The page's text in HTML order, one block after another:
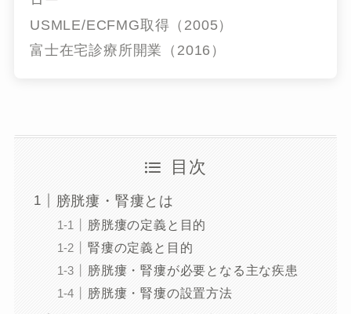
USMLE/ECFMG取得（2005）
富士在宅診療所開業（2016）
目次
膀胱瘻・腎瘻とは
膀胱瘻の定義と目的
腎瘻の定義と目的
膀胱瘻・腎瘻が必要となる主な疾患
膀胱瘻・腎瘻の設置方法